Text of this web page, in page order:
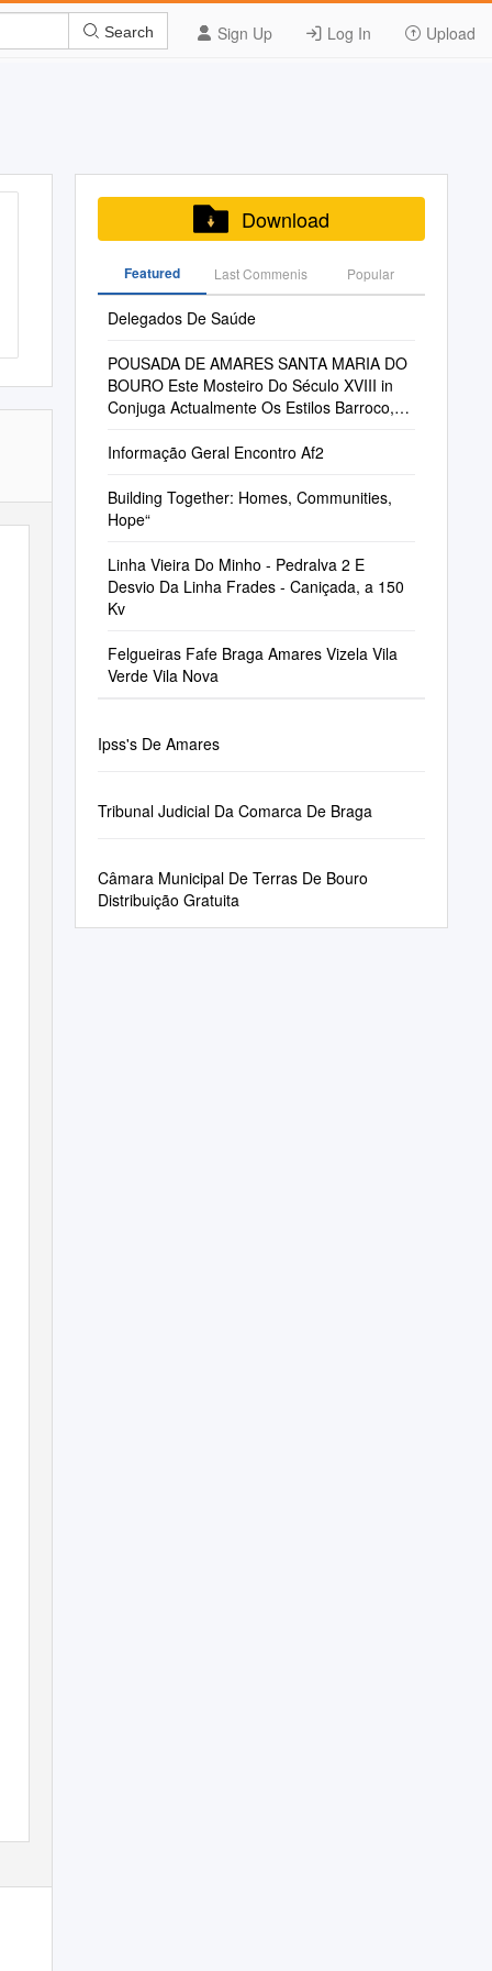
Sign Up Log In Upload
Search
Download
Featured Last Commenis Popular
Delegados De Saúde
POUSADA DE AMARES SANTA MARIA DO
BOURO Este Mosteiro Do Século XVIII in
Conjuga Actualmente Os Estilos Barroco,
Informação Geral Encontro Af2
Building Together: Homes, Communities,
Hope“
Linha Vieira Do Minho - Pedralva 2 E
Desvio Da Linha Frades - Caniçada, a 150
Kv
Felgueiras Fafe Braga Amares Vizela Vila
Verde Vila Nova
Ipss's De Amares
Tribunal Judicial Da Comarca De Braga
Câmara Municipal De Terras De Bouro
Distribuição Gratuita